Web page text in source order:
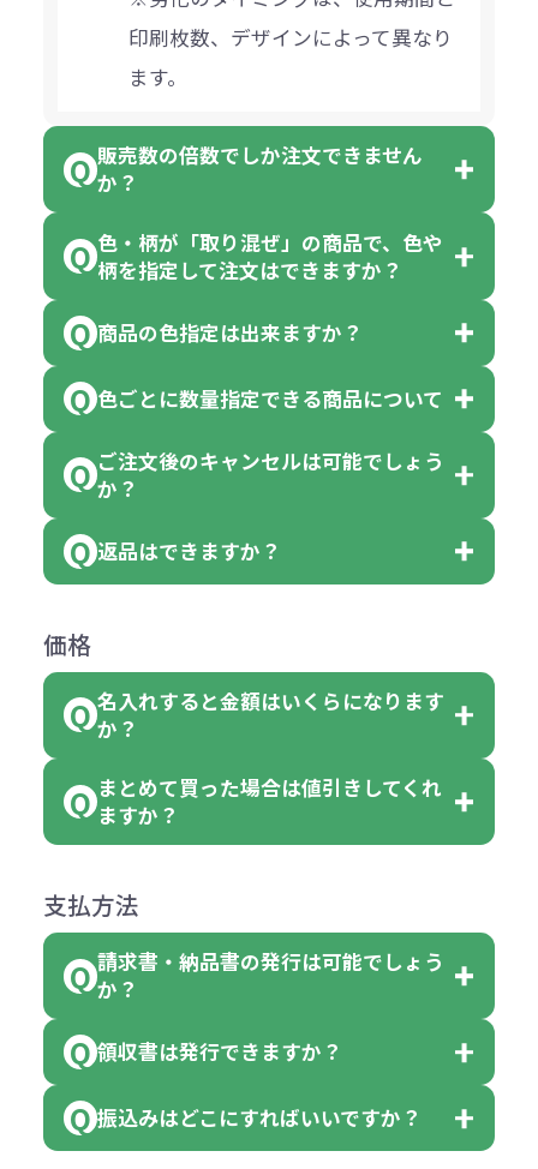
印刷枚数、デザインによって異なり
ます。
販売数の倍数でしか注文できません
か？
一部商品（※）を除き、注文可能数
です。
個、20個と10個単位でのご注文とな
ります。
【例】注文可能数が100個の場合
は、100個以上でしたら、何個でも
可能です。
色・柄が「取り混ぜ」の商品で、色や
柄を指定して注文はできますか？
「色・柄 取り混ぜ」のラベルがつい
ている商品は、色指定不可となって
ん。
但し、ロゴなど名入れ印刷をされる
費用）
商品の色指定は出来ますか？
色指定できる商品もございますが商
品の詳細に「色・柄 取り混ぜ」のラ
ベルや商品画像に「〇色取混ぜ」な
れ等分で100個ずつ入って参ります。
（割り切れない場合は数個単位で前
色指定できる商品に付きましては商
品詳細の購入の所で色が選べるよう
になっております。
色ごとに数量指定できる商品について
「選べる本体色」のラベルが付いて
す。
い。
例えば…
クエアトート」を300個注文した場
クエアトート」は10個単位でしたら
色を指定出来るので、ピンクを100
個、ブルーを90個、イエローを110
【色指定の仕方】
ご注文後のキャンセルは可能でしょう
か？
お客様都合でのキャンセルは、制作
がございます。
ご注文の際は、十分にご確認・ご検
返品はできますか？
めご了承ください。
ただし下記の場合は承っております
●初期不良または不良品（破損、故
障）の場合
合
●名入れ、オリジナルの内容が異な
っていた場合
または返金にて対応させていただき
ます。
その際不良品については送料着払い
価格
名入れすると金額はいくらになります
か？
名入れありの場合の代金の計算方法
は下記の通りです。
計算例：
＜1色印刷の場合＞
（提供価格（商品代）+名入れ費用
（印刷代））×枚数+製版代
（提供価格（商品代）+名入れ費用
まとめて買った場合は値引きしてくれ
ますか？
商品によりますが、お見積もりさせ
ていただきます。
見積もりサポートから個別でお問い
支払方法
請求書・納品書の発行は可能でしょう
か？
会員様はマイページより各種帳票の
ダウンロードが可能です。
詳しくはこちらはご確認ください。
領収書は発行できますか？
会員様はマイページより各種帳票の
振込みはどこにすればいいですか？